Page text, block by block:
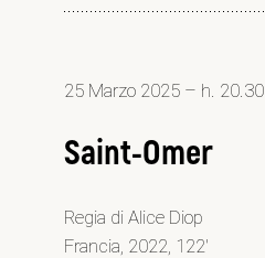
25 Marzo 2025 – h. 20.30
Saint-Omer
Regia di Alice Diop
Francia, 2022, 122′